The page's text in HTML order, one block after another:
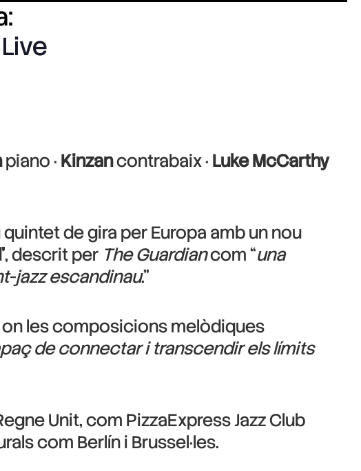
piano · Kinzancontrabaix · Luke McCarthy
de gira per Europa amb un nou
, descrit per The Guardiancom “una
jazz escandinau.”
les composicions melòdiques
de connectar i transcendir els límits
Unit, com PizzaExpress Jazz Club
com Berlín i Brussel·les.